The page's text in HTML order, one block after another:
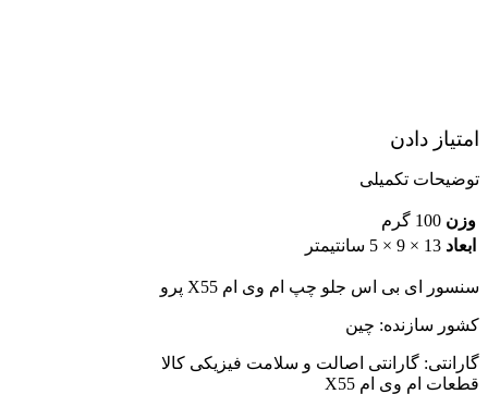
امتیاز دادن
توضیحات تکمیلی
وزن 100 گرم
ابعاد 13 × 9 × 5 سانتیمتر
سنسور ای بی اس جلو چپ ام وی ام X55 پرو
کشور سازنده: چین
گارانتی: گارانتی اصالت و سلامت فیزیکی کالا
قطعات ام وی ام X55